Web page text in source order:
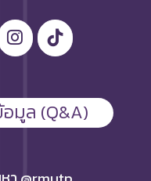
มูล (Q&A)